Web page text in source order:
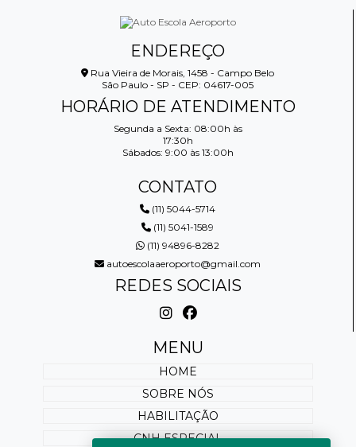
ENDEREÇO
Rua Vieira de Morais, 1458 - Campo Belo
São Paulo - SP - CEP: 04617-005
HORÁRIO DE ATENDIMENTO
Segunda a Sexta: 08:00h às
17:30h
Sábados: 9:00 às 13:00h
CONTATO
(11) 5044-5714
(11) 5041-1589
(11) 94896-8282
autoescolaaeroporto@gmail.com
REDES SOCIAIS
MENU
HOME
SOBRE NÓS
HABILITAÇÃO
CNH ESPECIAL